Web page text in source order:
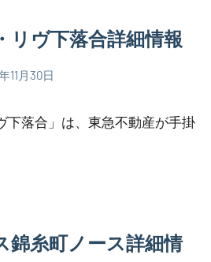
リヴ下落合詳細情報
11月30日
下落合」は、東急不動産が手掛
錦糸町ノース詳細情